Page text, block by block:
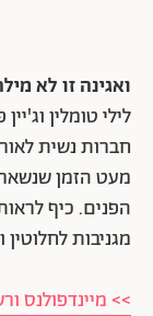
ואגינה זו לא
לילי טומלין
חברות נשית
מעט הזמן
מגניבות לחלוטין
>> מיינדפולנס